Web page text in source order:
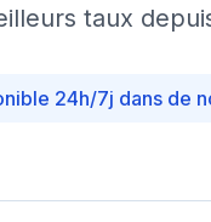
taux
24h/7j dans de